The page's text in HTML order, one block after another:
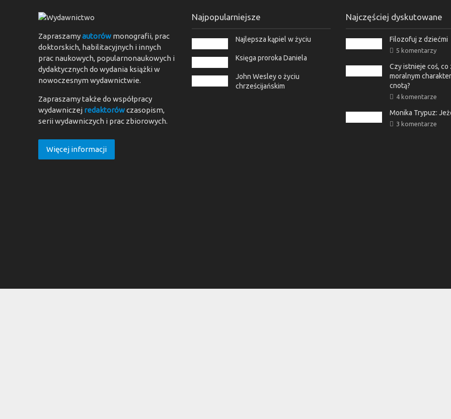
Zapraszamyautorówmonografii, prac
doktorskich, habilitacyjnych i innych
prac naukowych, popularnonaukowych i
dydaktycznych do wydania książki w
nowoczesnym wydawnictwie.
Zapraszamy także do współpracy
wydawniczej redaktorówczasopism,
serii wydawniczych i prac zbiorowych.
Więcej informacji
Najpopularniejsze
Najlepsza kąpiel w życiu
Księga proroka Daniela
John Wesley o życiu
chrześcijańskim
Najczęściej dyskutowane
Filozofuj z dziećmi
5 komentarzy
Czy istnieje coś, co
moralnym
cnotą?
4 komentarze
Monika Trypuz:
3 komentarze